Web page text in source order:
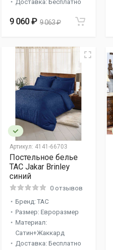
Доставка: Бесплатно
9 060 ₽ 9 063 ₽
Артикул: 4141-66703
Постельное белье
TAC Jakar Brinley
синий
0 отзывов
Бренд: TAC
Размер: Евроразмер
Материал:
Сатин+Жаккард
Доставка: Бесплатно